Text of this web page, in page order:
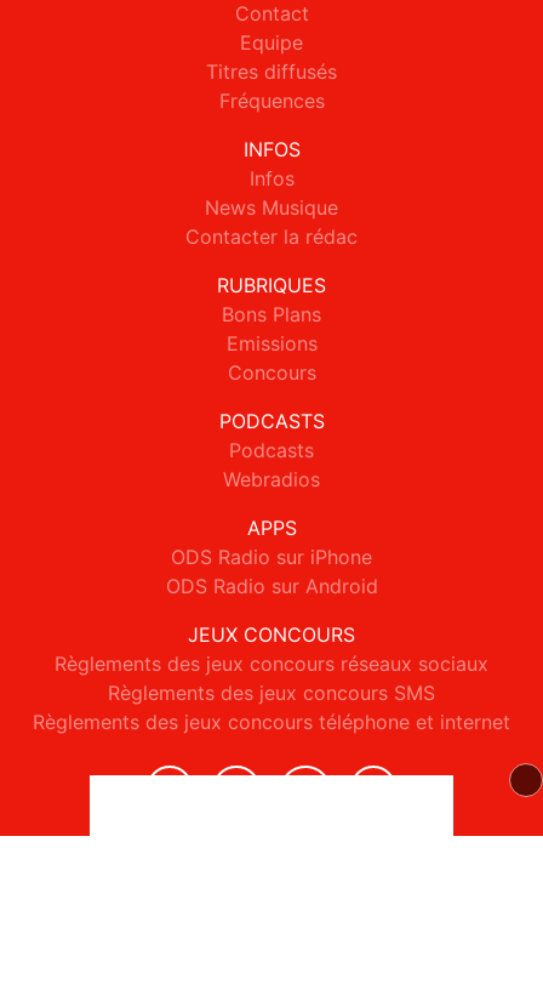
Contact
Equipe
Titres diffusés
Fréquences
INFOS
Infos
News Musique
Contacter la rédac
RUBRIQUES
Bons Plans
Emissions
Concours
PODCASTS
Podcasts
Webradios
APPS
ODS Radio sur iPhone
ODS Radio sur Android
JEUX CONCOURS
Règlements des jeux concours réseaux sociaux
Règlements des jeux concours SMS
Règlements des jeux concours téléphone et internet